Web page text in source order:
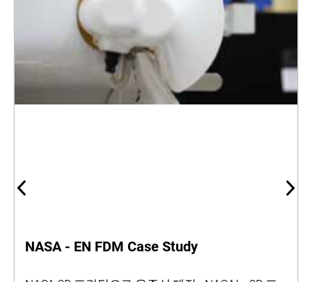
NASA - EN FDM Case Study